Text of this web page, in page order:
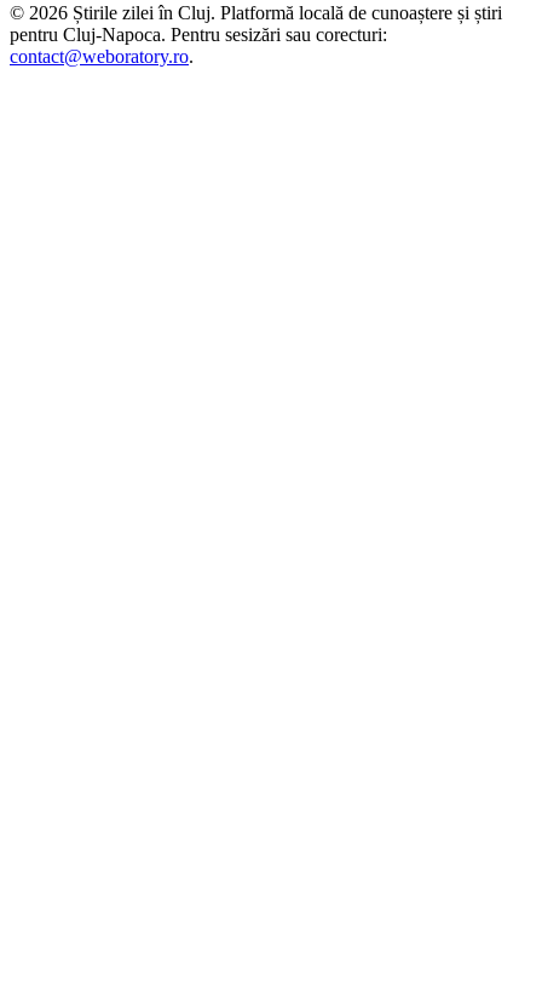
© 2026 Știrile zilei în Cluj. Platformă locală de cunoaștere și știri
pentru Cluj-Napoca. Pentru sesizări sau corecturi:
contact@weboratory.ro.